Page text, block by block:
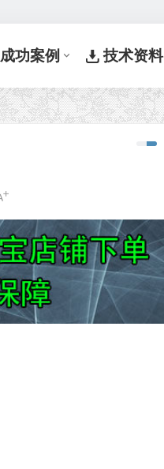
成功案例 技术资料